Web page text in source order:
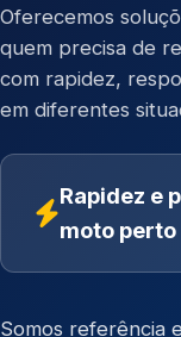
Oferecemos
quem precisa de
com rapidez,
em diferentes
Rapidez e
moto
Somos referência